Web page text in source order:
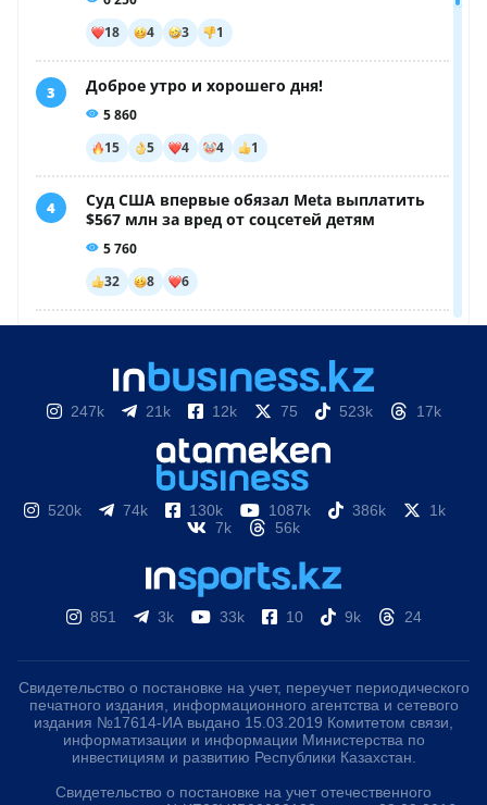
247k 21k 12k 75 523k 17k
520k 74k 130k 1087k 386k
1k
7k
56k
851 3k 33k 10 9k 24
Свидетельство о постановке на учет, переучет периодического
печатного издания, информационного агентства и сетевого
издания №17614-ИА выдано 15.03.2019 Комитетом связи,
информатизации и информации Министерства по
инвестициям и развитию Республики Казахстан.
Свидетельство о постановке на учет отечественного